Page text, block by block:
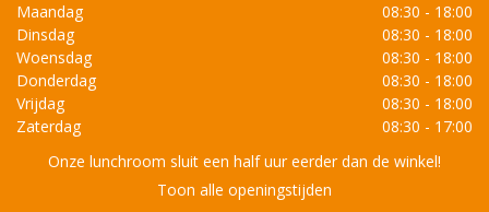
Maandag
08:30 - 18:00
Dinsdag
08:30 - 18:00
Woensdag
08:30 - 18:00
Donderdag
08:30 - 18:00
Vrijdag
08:30 - 18:00
Zaterdag
08:30 - 17:00
Onze lunchroom sluit een half uur eerder dan de winkel!
Toon alle openingstijden